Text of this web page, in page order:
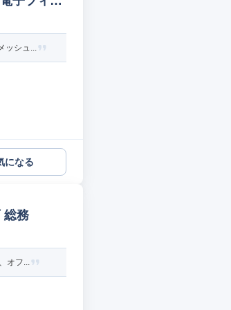
ッシュ...
になる
総務
オフ...